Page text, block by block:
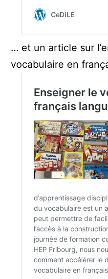
… et un article sur
vocabulaire en